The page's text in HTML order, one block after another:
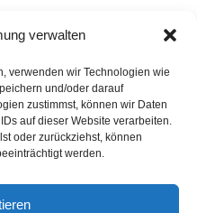
verwalten
verwenden wir Technologien wie
und/oder darauf
zustimmst, können wir Daten
auf dieser Website verarbeiten.
oder zurückziehst, können
werden.